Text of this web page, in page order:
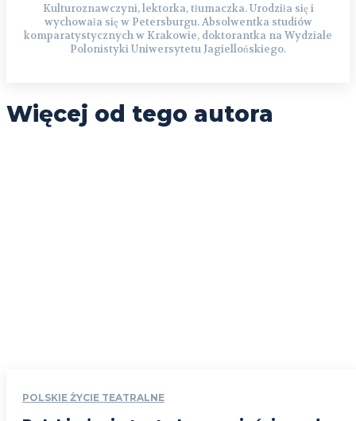
Kulturoznawczyni, lektorka, tłumaczka. Urodziła się i
wychowała się w Petersburgu. Absolwentka studiów
komparatystycznych w Krakowie, doktorantka na Wydziale
Polonistyki Uniwersytetu Jagiellońskiego.
Więcej od tego autora
POLSKIE ŻYCIE TEATRALNE